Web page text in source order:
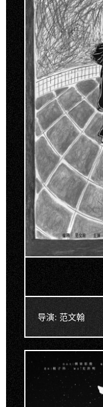
导演: 范文翰